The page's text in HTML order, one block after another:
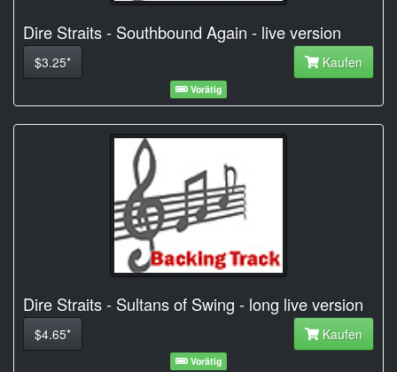
Dire Straits - Southbound Again - live version
$3.25* Kaufen
Vorätig
Dire Straits - Sultans of Swing - long live version
$4.65* Kaufen
Vorätig